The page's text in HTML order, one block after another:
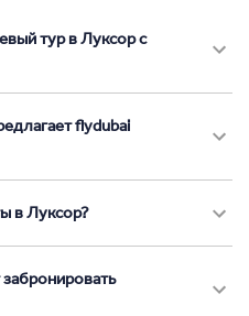
тур в Луксор с
flydubai
в Луксор?